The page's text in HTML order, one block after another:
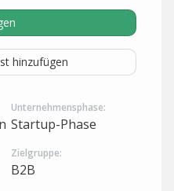
hinzufügen
Unternehmensphase:
Startup-Phase
Zielgruppe:
B2B